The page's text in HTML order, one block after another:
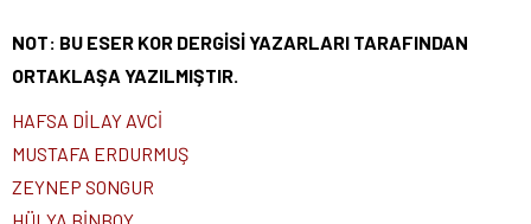
NOT: BU ESER KOR DERGİSİ YAZARLARI TARAFINDAN
ORTAKLAŞA YAZILMIŞTIR.
HAFSA DİLAY AVCİ
MUSTAFA ERDURMUŞ
ZEYNEP SONGUR